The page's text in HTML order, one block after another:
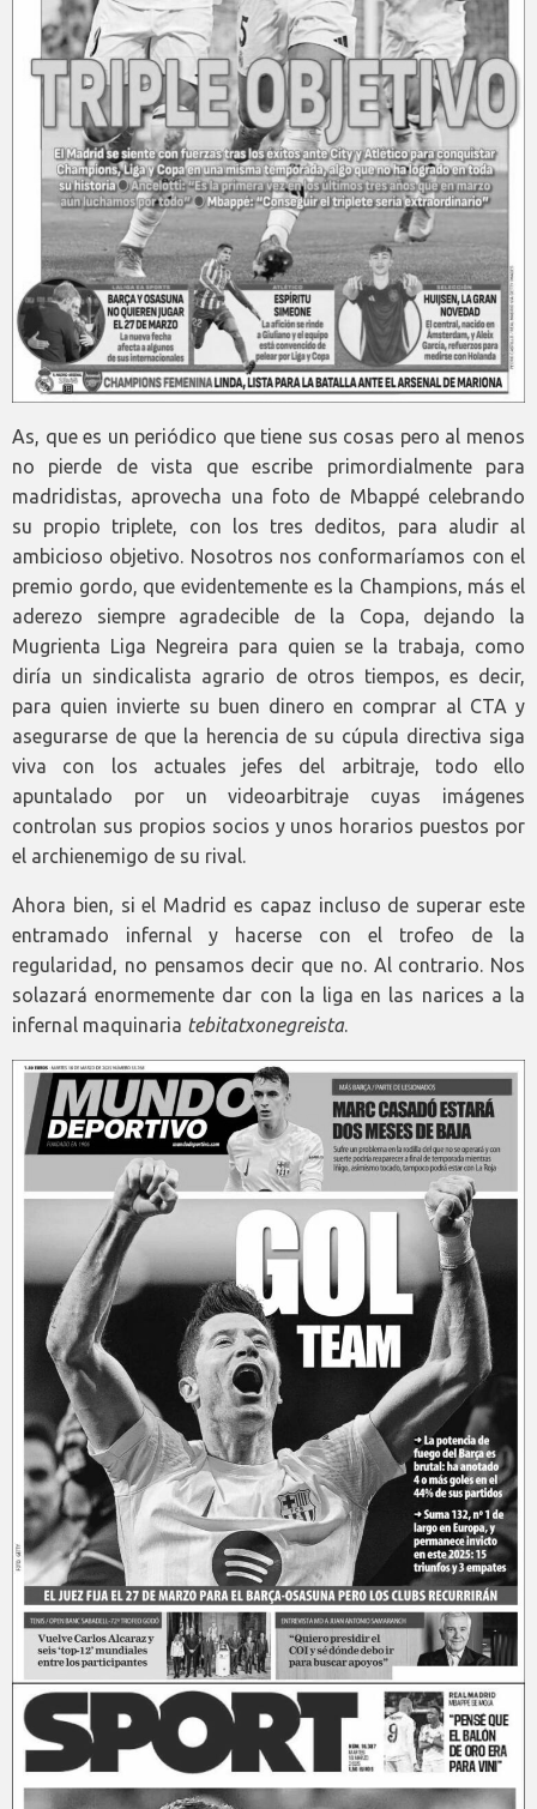
As, que es un periódico que tiene sus cosas pero al menos
no pierde de vista que escribe primordialmente para
madridistas, aprovecha una foto de Mbappé celebrando
su propio triplete, con los tres deditos, para aludir al
ambicioso objetivo. Nosotros nos conformaríamos con el
premio gordo, que evidentemente es la Champions, más el
aderezo siempre agradecible de la Copa, dejando la
Mugrienta Liga Negreira para quien se la trabaja, como
diría un sindicalista agrario de otros tiempos, es decir,
para quien invierte su buen dinero en comprar al CTA y
asegurarse de que la herencia de su cúpula directiva siga
viva con los actuales jefes del arbitraje, todo ello
apuntalado por un videoarbitraje cuyas imágenes
controlan sus propios socios y unos horarios puestos por
el archienemigo de su rival.
Ahora bien, si el Madrid es capaz incluso de superar este
entramado infernal y hacerse con el trofeo de la
regularidad, no pensamos decir que no. Al contrario. Nos
solazará enormemente dar con la liga en las narices a la
infernal maquinaria tebitatxonegreista.